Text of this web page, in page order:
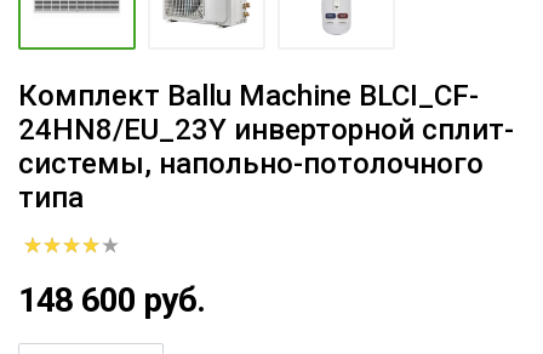
Комплект Ballu Machine BLCI_CF-
24HN8/EU_23Y инверторной сплит-
системы, напольно-потолочного
типа
148 600 руб.